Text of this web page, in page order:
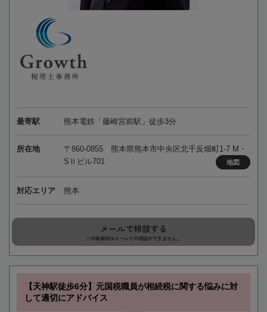
最寄駅 熊本電鉄「藤崎宮前駅」徒歩3分
所在地
〒860-0855 熊本県熊本市中央区北千反畑町1-7 M・
SⅡビル701
地図
対応エリア 熊本
メールで相談する
この事務所はメールでの相談ができません。
【天神駅徒歩6分】元国税職員が相続税に関する悩みに対
して適切にアドバイス